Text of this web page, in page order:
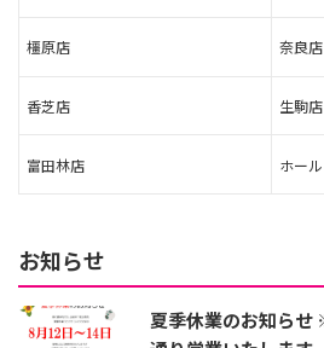
橿原店 奈良店
香芝店 生駒店
富田林店 ホー
お知らせ
夏季休業のお知ら